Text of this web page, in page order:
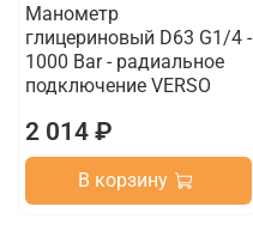
Манометр
глицериновый D63 G1/4 -
1000 Bar - радиальное
подключение VERSO
2 014 ₽
В корзину